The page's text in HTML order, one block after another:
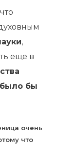
очень
что
,
еще в
бы